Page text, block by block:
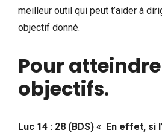
meilleur outil qui peut t’aider à
objectif donné.
Pour
objectifs.
Luc 14 : 28 (BDS) « En effet, si